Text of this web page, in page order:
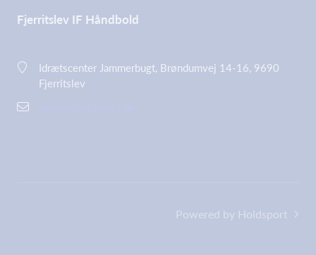
Fjerritslev IF Håndbold
Idrætscenter Jammerbugt, Brøndumvej 14-16, 9690
Fjerritslev
Powered by Holdsport